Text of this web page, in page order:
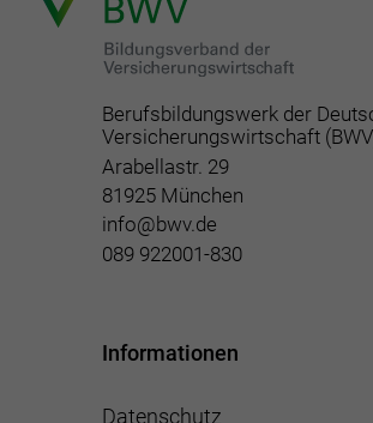
Berufsbildungswerk der
Versicherungswirtschaft
Arabellastr. 29
81925 München
info@bwv.de
089 922001-830
Informationen
Datenschutz